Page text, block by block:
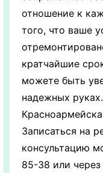
отношение к
того, что ваше
кратчайшие
можете быть
надежных
Записаться на
консультацию
85-38 или через